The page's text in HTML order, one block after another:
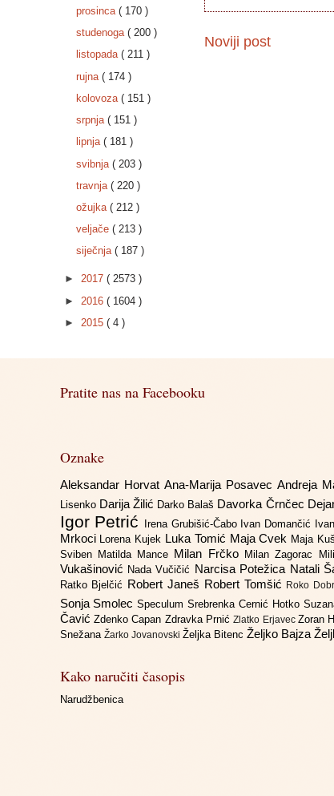
Noviji post
prosinca ( 170 )
studenoga ( 200 )
listopada ( 211 )
rujna ( 174 )
kolovoza ( 151 )
srpnja ( 151 )
lipnja ( 181 )
svibnja ( 203 )
travnja ( 220 )
ožujka ( 212 )
veljače ( 213 )
siječnja ( 187 )
► 2017 ( 2573 )
► 2016 ( 1604 )
► 2015 ( 4 )
Pratite nas na Facebooku
Oznake
Aleksandar Horvat Ana-Marija Posavec Andreja
Lisenko Darija Žilić Darko Balaš Davorka Črnčec
Igor Petrić Irena Grubišić-Čabo Ivan Domančić
Mrkoci Lorena Kujek Luka Tomić Maja Cvek Maja
Sviben Matilda Mance Milan Frčko Milan Zagorac
Vukašinović Nada Vučičić Narcisa Potežica Natali
Ratko Bjelčić Robert Janeš Robert Tomšić Roko
Sonja SmolecSpeculumSrebrenka Cernić Hotko
Čavić Zdenko Capan Zdravka PrnićZlatko Erjavec Zoran
Snežana Žarko Jovanovski Željka Bitenc Željko Bajza
Kako naručiti časopis
Narudžbenica